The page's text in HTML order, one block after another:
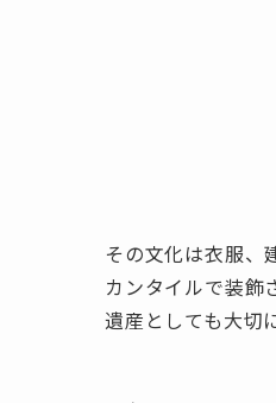
その文化は衣服、
カンタイルで装飾
遺産としても大切